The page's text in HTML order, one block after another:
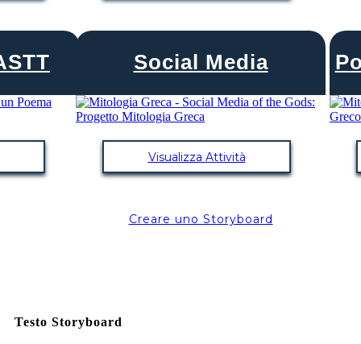
Social Media
Visualizza Attività
Creare uno Storyboard
Testo Storyboard